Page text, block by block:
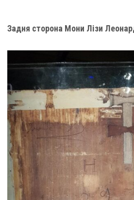
Задня сторона Мони Лізи